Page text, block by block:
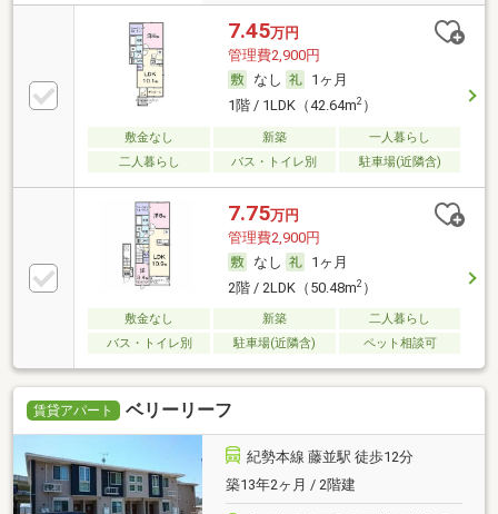
7.45万円
管理費2,900円
なし
1ヶ月
1階 / 1LDK（42.64m2）
敷金なし 新築
一人暮らし
二人暮らし
バス・トイレ別 駐車場(近隣含)
7.75万円
管理費2,900円
なし
1ヶ月
2階 / 2LDK（50.48m2）
敷金なし 新築
二人暮らし
バス・トイレ別
駐車場(近隣含) ペット相談可
賃貸アパート ベリーリーフ
紀勢本線 藤並駅 徒歩12分
築13年2ヶ月 / 2階建